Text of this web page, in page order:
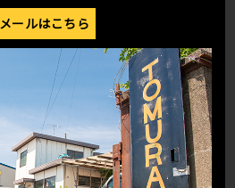
メールはこちら